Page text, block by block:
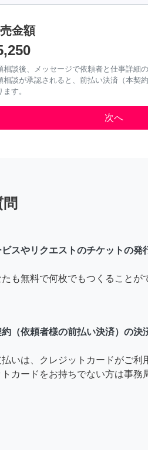
金額
相談後、メッセージで依頼者と仕事詳細
相談が承認されると、前払い決済（本契
ます。
スやリクエストのチケットの発
たも無料で何枚でもつくることが
（依頼者様の前払い決済）の決
払いは、クレジットカードがご利
トカードをお持ちでない方は事務